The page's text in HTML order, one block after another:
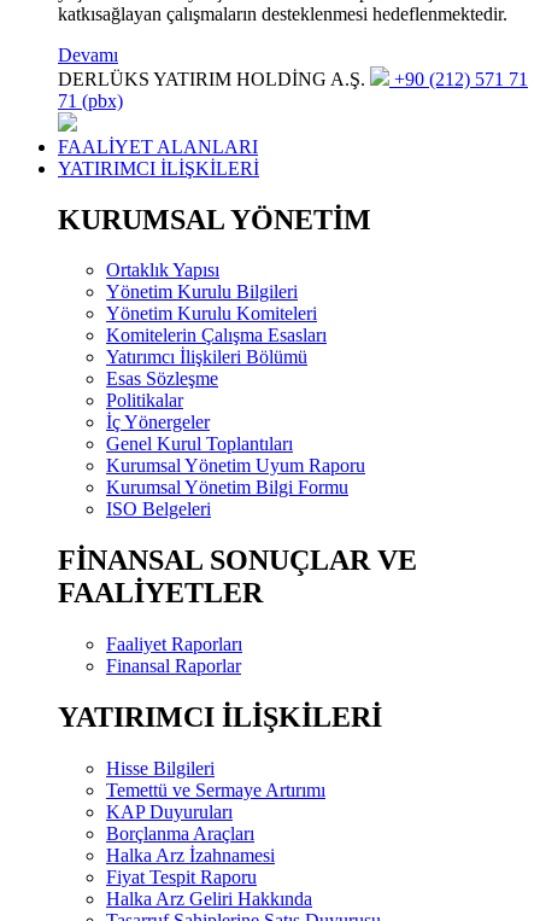
katkısağlayan çalışmaların desteklenmesi hedeflenmektedir.
Devamı
DERLÜKS YATIRIM HOLDİNG A.Ş.
+90 (212) 571 71
71 (pbx)
FAALİYET ALANLARI
YATIRIMCI İLİŞKİLERİ
KURUMSAL YÖNETİM
Ortaklık Yapısı
Yönetim Kurulu Bilgileri
Yönetim Kurulu Komiteleri
Komitelerin Çalışma Esasları
Yatırımcı İlişkileri Bölümü
Esas Sözleşme
Politikalar
İç Yönergeler
Genel Kurul Toplantıları
Kurumsal Yönetim Uyum Raporu
Kurumsal Yönetim Bilgi Formu
ISO Belgeleri
FİNANSAL SONUÇLAR VE
FAALİYETLER
Faaliyet Raporları
Finansal Raporlar
YATIRIMCI İLİŞKİLERİ
Hisse Bilgileri
Temettü ve Sermaye Artırımı
KAP Duyuruları
Borçlanma Araçları
Halka Arz İzahnamesi
Fiyat Tespit Raporu
Halka Arz Geliri Hakkında